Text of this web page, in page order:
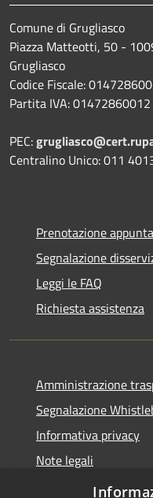
Comune di Grugliasco
Piazza Matteotti, 50 -
Grugliasco
Codice Fiscale:
Partita IVA: 01472860012
PEC:
Centralino Unico: 011
Prenotazione
Segnalazione
Leggi le FAQ
Richiesta assistenza
Amministrazione
Segnalazione
Informativa privacy
Note legali
Dichiarazione di